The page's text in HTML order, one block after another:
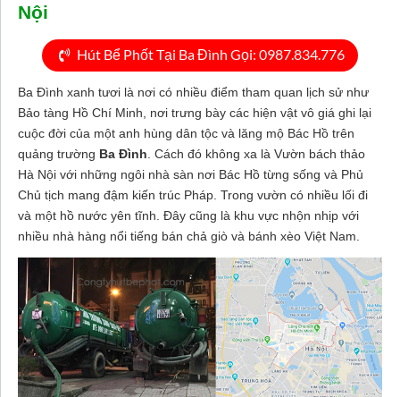
Nội
Hút Bể Phốt Tại Ba Đình Gọi: 0987.834.776
Ba Đình xanh tươi là nơi có nhiều điểm tham quan lịch sử như
Bảo tàng Hồ Chí Minh, nơi trưng bày các hiện vật vô giá ghi lại
cuộc đời của một anh hùng dân tộc và lăng mộ Bác Hồ trên
quảng trường Ba Đình . Cách đó không xa là Vườn bách thảo
Hà Nội với những ngôi nhà sàn nơi Bác Hồ từng sống và Phủ
Chủ tịch mang đậm kiến trúc Pháp. Trong vườn có nhiều lối đi
và một hồ nước yên tĩnh. Đây cũng là khu vực nhộn nhịp với
nhiều nhà hàng nổi tiếng bán chả giò và bánh xèo Việt Nam.